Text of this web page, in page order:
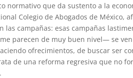
normativo que da sustento a la
Colegio de Abogados de México,
campañas: esas campañas
parecen de muy buen nivel— se
ofrecimientos, de buscar ser
de una reforma regresiva que no